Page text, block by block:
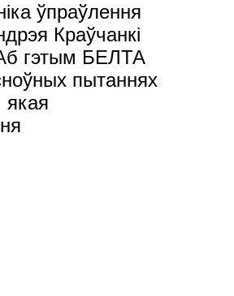
ўпраўлення
Краўчанкі
Аб гэтым БЕЛТА
пытаннях
якая